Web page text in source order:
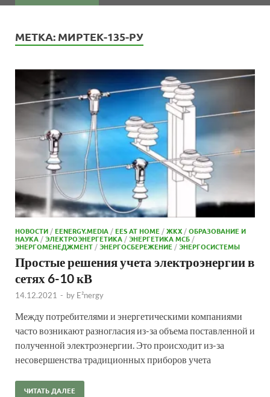
МЕТКА: МИРТЕК-135-РУ
НОВОСТИ /EENERGY.MEDIA /EES AT HOME /ЖКХ /ОБРАЗОВАНИЕ И
НАУКА /ЭЛЕКТРОЭНЕРГЕТИКА /ЭНЕРГЕТИКА МСБ /
ЭНЕРГОМЕНЕДЖМЕНТ /ЭНЕРГОСБЕРЕЖЕНИЕ /ЭНЕРГОСИСТЕМЫ
Простые решения учета электроэнергии в
сетях 6-10 кВ
14.12.2021 - by E²nergy
Между потребителями и энергетическими компаниями
часто возникают разногласия из-за объема поставленной и
полученной электроэнергии. Это происходит из-за
несовершенства традиционных приборов учета
ЧИТАТЬ ДАЛЕЕ